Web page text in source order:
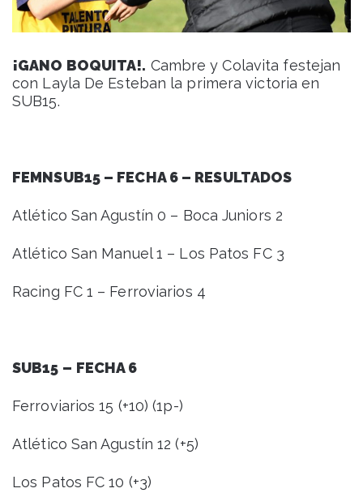
¡GANO BOQUITA!. Cambre y Colavita festejan
con Layla De Esteban la primera victoria en
SUB15.
FEMNSUB15 – FECHA 6 – RESULTADOS
Atlético San Agustín 0 – Boca Juniors 2
Atlético San Manuel 1 – Los Patos FC 3
Racing FC 1 – Ferroviarios 4
SUB15 – FECHA 6
Ferroviarios 15 (+10) (1p-)
Atlético San Agustín 12 (+5)
Los Patos FC 10 (+3)